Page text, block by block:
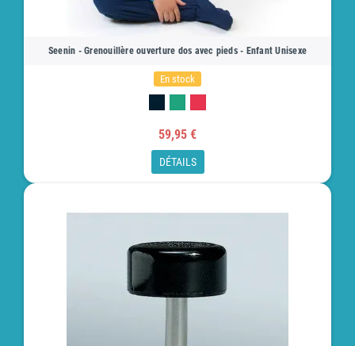
Seenin - Grenouillère ouverture dos avec pieds - Enfant Unisexe
En stock
59,95 €
DÉTAILS